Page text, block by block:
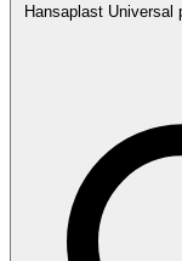
Hansaplast